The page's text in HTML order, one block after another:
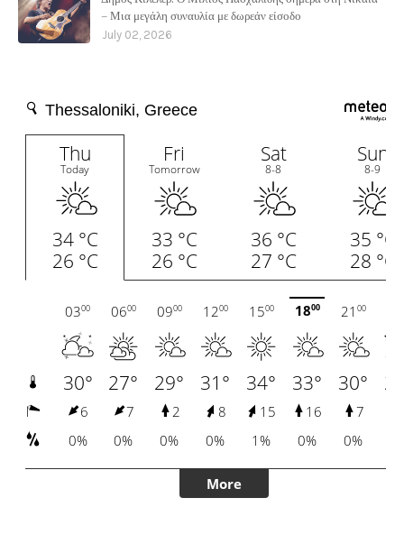
– Μια μεγάλη συναυλία με δωρεάν είσοδο
July 02, 2026